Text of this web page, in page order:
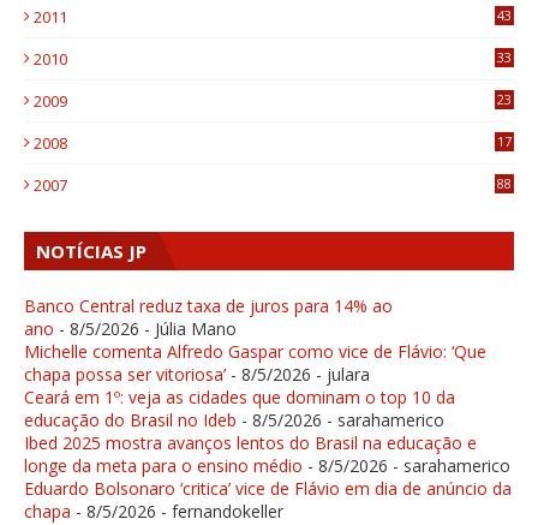
2011
43
2010
33
2009
23
2008
17
2007 88
NOTÍCIAS JP
Banco Central reduz taxa de juros para 14% ao
ano - 8/5/2026 - Júlia Mano
Michelle comenta Alfredo Gaspar como vice de Flávio: ‘Que
chapa possa ser vitoriosa’ - 8/5/2026 - julara
Ceará em 1º: veja as cidades que dominam o top 10 da
educação do Brasil no Ideb - 8/5/2026 - sarahamerico
Ibed 2025 mostra avanços lentos do Brasil na educação e
longe da meta para o ensino médio - 8/5/2026 - sarahamerico
Eduardo Bolsonaro ‘critica’ vice de Flávio em dia de anúncio da
chapa - 8/5/2026 - fernandokeller